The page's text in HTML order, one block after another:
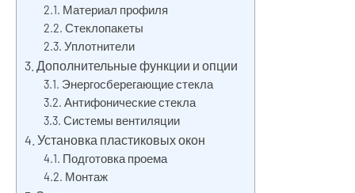
Материал профиля
Стеклопакеты
Уплотнители
Дополнительные функции и опции
Энергосберегающие стекла
Антифонические стекла
Системы вентиляции
Установка пластиковых окон
Подготовка проема
Монтаж